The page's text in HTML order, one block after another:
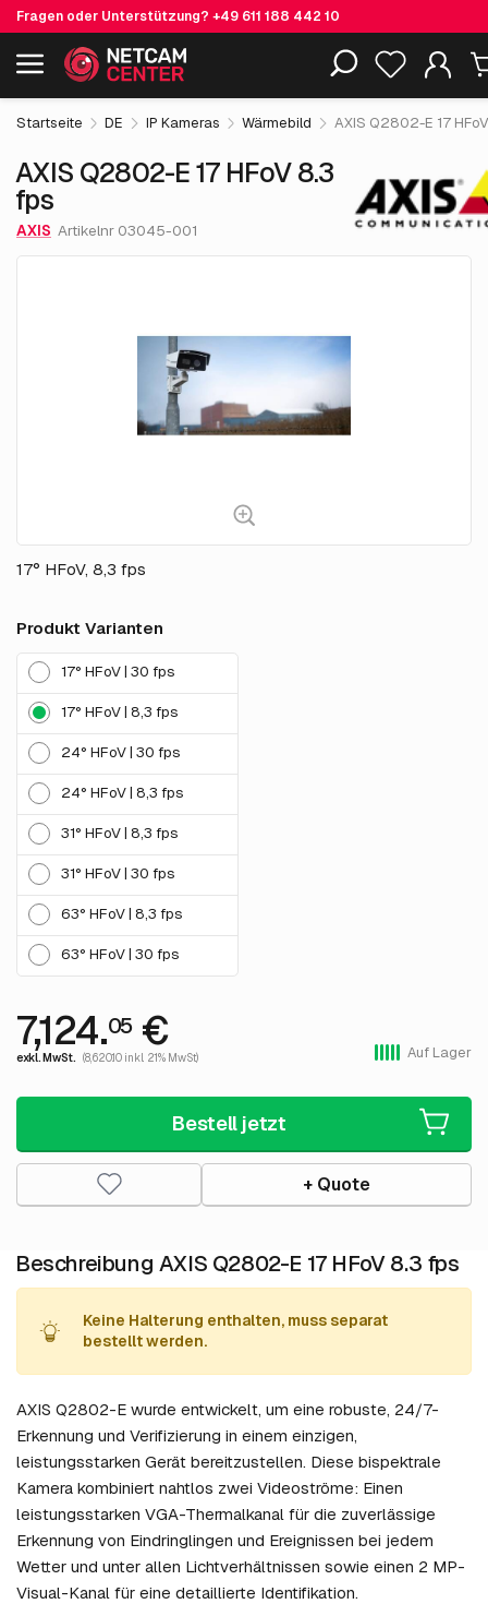
Fragen oder Unterstützung? +49 611 188 442 10
Einschließlich EOL-Produkte
AXIS Q2802-E 17 HFoV 8.3 fps 7,124.05 €
exkl. MwSt.
Startseite DE IP Kameras Wärmebild AXIS Q2802-E 17
AXIS Q2802-E 17 HFoV 8.3
fps
AXIS Artikelnr 03045-001
17° HFoV, 8,3 fps
Produkt Varianten
17° HFoV | 30 fps
17° HFoV | 8,3 fps
24° HFoV | 30 fps
24° HFoV | 8,3 fps
31° HFoV | 8,3 fps
31° HFoV | 30 fps
63° HFoV | 8,3 fps
63° HFoV | 30 fps
7,124.05€
exkl. MwSt. (8,620.10 inkl. 21% MwSt) Auf Lager
Bestell jetzt
+ Quote
Beschreibung AXIS Q2802-E 17 HFoV 8.3 fps
Keine Halterung enthalten, muss separat
bestellt werden.
AXIS Q2802-E wurde entwickelt, um eine robuste, 24/7-
Erkennung und Verifizierung in einem einzigen,
leistungsstarken Gerät bereitzustellen. Diese bispektrale
Kamera kombiniert nahtlos zwei Videoströme: Einen
leistungsstarken VGA-Thermalkanal für die zuverlässige
Erkennung von Eindringlingen und Ereignissen bei jedem
Wetter und unter allen Lichtverhältnissen sowie einen 2 MP-
Visual-Kanal für eine detaillierte Identifikation.